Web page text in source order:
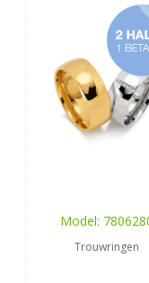
Model:
Trouwringen